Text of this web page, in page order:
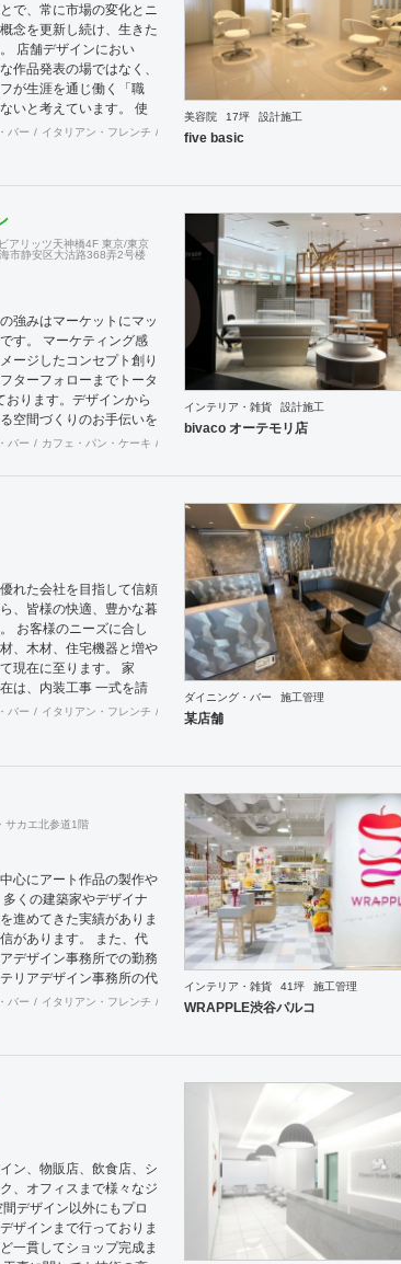
で、常に市場の変化とニ
念を更新し続け、生きた
店舗デザインにおい
作品発表の場ではなく、
が生涯を通じ働く「職
いと考えています。 使
時代の流れに左右されな
店地選びや資金調達から
バー イタリアン・フレンチ カフェ・パン・ケーキ
美容院 17坪 設計施工
five basic
アリッツ天神橋4F 東京/東京
市静安区大沽路368弄2号楼
強みはマーケットにマッ
す。 マーケティング感
ージしたコンセプト創り
ターフォローまでトータ
おります。デザインから
空間づくりのお手伝いを
もオフィスがございます
バー カフェ・パン・ケーキ
インテリア・雑貨 設計施工
bivaco オーテモリ店
れた会社を目指して信頼
、皆様の快適、豊かな暮
お客様のニーズに合し
、木材、住宅機器と増や
現在に至ります。 家
は、内装工事 一式を請
。 お客様に接するとき
的行動、目標と達成、社
きたいと思います。
バー イタリアン・フレンチ ラーメン・そば・うどん
ダイニング・バー 施工管理
某店舗
サカエ北参道1階
心にアート作品の製作や
くの建築家やデザイナ
進めてきた実績がありま
があります。 また、代
デザイン事務所での勤務
リアデザイン事務所の代
4名のデザイナーを有し
監理1名の6名で物件規模
て大きなボリュームを締
もに自信を持っておりま
しており業態の開発や
ート、人材教育なども行
れない様々な引き合いが
の際の社外プロジェク
どの実績もあります。
バー イタリアン・フレンチ カフェ・パン・ケーキ ラーメン・そば・うどん
インテリア・雑貨 41坪 施工管理
WRAPPLE渋谷パルコ
ン、物販店、飲食店、シ
、オフィスまで様々なジ
デザイン以外にもプロ
ザインまで行っておりま
一貫してショップ完成ま